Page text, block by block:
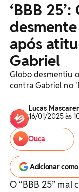
‘BBB
após
Gabriel
Globo desmentiu
contra Gabriel no
Lucas
16/01/2025 às
Ouça
Adicionar
O “BBB 25” mal